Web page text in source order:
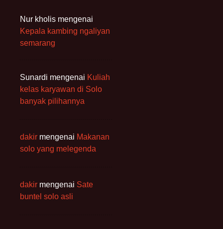
Nur kholis mengenai
Kepala kambing ngaliyan
semarang
Sunardi mengenai Kuliah
kelas karyawan di Solo
banyak pilihannya
dakir mengenai Makanan
solo yang melegenda
dakir mengenai Sate
buntel solo asli